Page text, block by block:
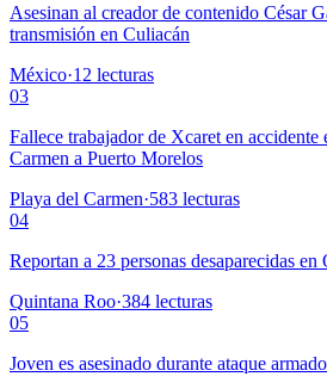
Asesinan al creador de contenido César
transmisión en Culiacán
México·12 lecturas
03
Fallece trabajador de Xcaret en accidente
Carmen a Puerto Morelos
Playa del Carmen·583 lecturas
04
Reportan a 23 personas desaparecidas
Quintana Roo·384 lecturas
05
Joven es asesinado durante ataque